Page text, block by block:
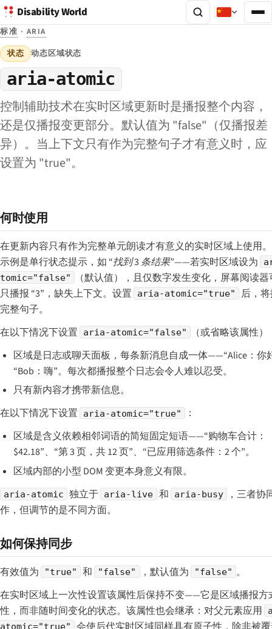
Disability World
标准 · ARIA
状态 动态区域状态
aria-atomic
控制辅助技术在实时区域更新时是播报整个内容，
还是仅播报变更部分。默认值为 "false"（仅播报差
异）。当上下文只有作为完整句子才有意义时，应
设置为 "true"。
何时使用
在更新内容只有作为完整单元朗读才有意义的实时区域上使用
示例是单行状态提示，如 “找到 3 条结果”——若实时区域设为
tomic="false"
（默认值），且仅数字发生变化，屏幕阅读
只播报“3” ，缺失上下文。设置 aria-atomic="true"
后，
完整句子。
在以下情况下设置 aria-atomic="false"
（或省略该属性）
区域是日志或聊天面板，每条新消息自成一体——“Alice：你
“Bob：嗨”。每次都播报整个日志会令人难以忍受。
只有新内容才携带新信息。
在以下情况下设置 aria-atomic="true"
：
区域是含义依赖相邻词语的简短固定短语——“购物车合计：
$42.18”、“第 3 页，共 12 页”、“已应用筛选条件：2 个”。
区域内部的小型 DOM 变更本身意义有限。
aria-atomic 独立于 aria-live 和 aria-busy
，三者协
作，但调节的是不同方面。
如何保持同步
有效值为 "true" 和 "false" ，默认值为 "false" 。
在实时区域上一次性设置该属性后保持不变——它是区域播报方
性，而非随时间变化的状态。该属性也会继承：对父元素应用
atomic="true"